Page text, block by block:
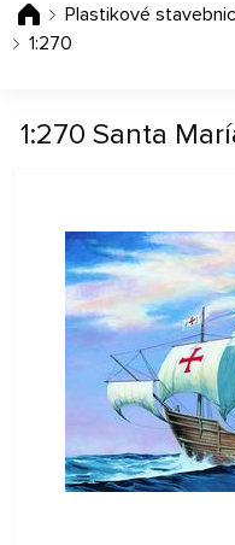
Plastikové
1:270
1:270 Santa